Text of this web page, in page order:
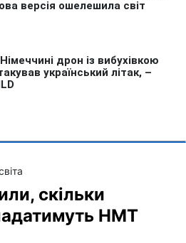
скільки
НМТ